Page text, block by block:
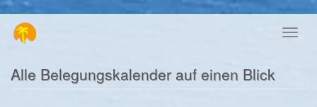
Direkt
zum
Alle Belegungskalender auf einen Blick